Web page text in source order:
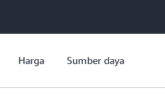
Harga Sumber daya